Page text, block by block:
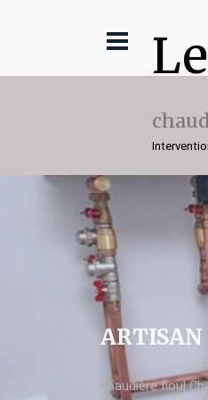
ARTISAN
chaudière fioul